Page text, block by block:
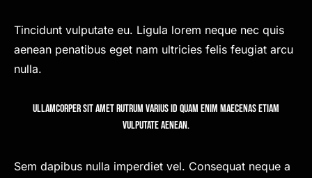
Tincidunt vulputate eu. Ligula lorem neque nec quis
aenean penatibus eget nam ultricies felis feugiat arcu
nulla.
Ullamcorper sit amet rutrum varius id quam enim maecenas etiam
vulputate aenean.
Sem dapibus nulla imperdiet vel. Consequat neque a